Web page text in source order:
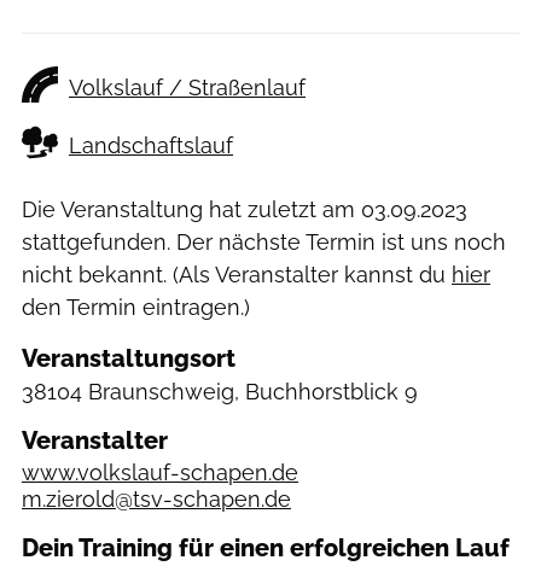
Volkslauf / Straßenlauf
Landschaftslauf
Die Veranstaltung hat zuletzt am 03.09.2023
stattgefunden. Der nächste Termin ist uns noch
nicht bekannt. (Als Veranstalter kannst du hier
den Termin eintragen.)
Veranstaltungsort
38104 Braunschweig, Buchhorstblick 9
Veranstalter
www.volkslauf-schapen.de
m.zierold@tsv-schapen.de
Dein Training für einen erfolgreichen Lauf